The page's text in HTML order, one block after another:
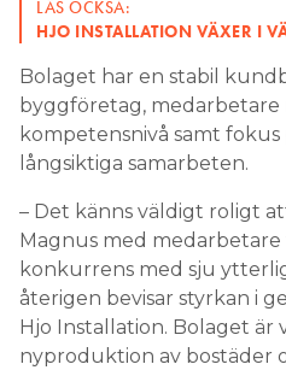
LÄS OCKSÅ:
HJO INSTALLATION VÄXER I
Bolaget har en stabil
byggföretag, medarbetare
kompetensnivå samt
långsiktiga samarbeten.
– Det känns väldigt roligt
Magnus med medarbetare
konkurrens med sju
återigen bevisar styrkan i
Hjo Installation. Bolaget är
nyproduktion av bostäder